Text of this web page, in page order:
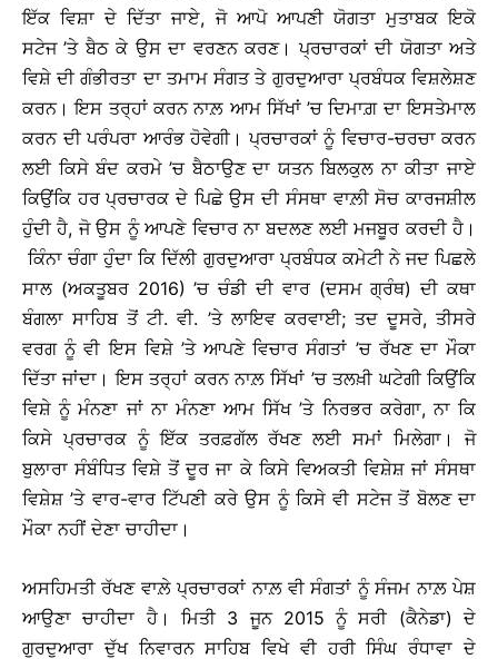
ਇੱਕ ਵਿਸ਼ਾ ਦੇ ਦਿੱਤਾ ਜਾਏ, ਜੋ ਆਪੋ ਆਪਣੀ ਯੋਗਤਾ ਮੁਤਾਬਕ ਇਕੋ
ਸਟੇਜ ’ਤੇ ਬੈਠ ਕੇ ਉਸ ਦਾ ਵਰਣਨ ਕਰਣ। ਪ੍ਰਚਾਰਕਾਂ ਦੀ ਯੋਗਤਾ ਅਤੇ
ਵਿਸ਼ੇ ਦੀ ਗੰਭੀਰਤਾ ਦਾ ਤਮਾਮ ਸੰਗਤ ਤੇ ਗੁਰਦੁਆਰਾ ਪ੍ਰਬੰਧਕ ਵਿਸ਼ਲੇਸ਼ਣ
ਕਰਨ। ਇਸ ਤਰ੍ਹਾਂ ਕਰਨ ਨਾਲ਼ ਆਮ ਸਿੱਖਾਂ ’ਚ ਦਿਮਾਗ਼ ਦਾ ਇਸਤੇਮਾਲ
ਕਰਨ ਦੀ ਪਰੰਪਰਾ ਆਰੰਭ ਹੋਵੇਗੀ। ਪ੍ਰਚਾਰਕਾਂ ਨੂੰ ਵਿਚਾਰ-ਚਰਚਾ ਕਰਨ
ਲਈ ਕਿਸੇ ਬੰਦ ਕਰਮੇ ’ਚ ਬੈਠਾਉਣ ਦਾ ਯਤਨ ਬਿਲਕੁਲ ਨਾ ਕੀਤਾ ਜਾਏ
ਕਿਉਂਕਿ ਹਰ ਪ੍ਰਚਾਰਕ ਦੇ ਪਿਛੇ ਉਸ ਦੀ ਸੰਸਥਾ ਵਾਲ਼ੀ ਸੋਚ ਕਾਰਜਸ਼ੀਲ
ਹੁੰਦੀ ਹੈ, ਜੋ ਉਸ ਨੂੰ ਆਪਣੇ ਵਿਚਾਰ ਨਾ ਬਦਲਣ ਲਈ ਮਜਬੂਰ ਕਰਦੀ ਹੈ।
ਕਿੰਨਾ ਚੰਗਾ ਹੁੰਦਾ ਕਿ ਦਿੱਲੀ ਗੁਰਦੁਆਰਾ ਪ੍ਰਬੰਧਕ ਕਮੇਟੀ ਨੇ ਜਦ ਪਿਛਲੇ
ਸਾਲ (ਅਕਤੂਬਰ 2016) ’ਚ ਚੰਡੀ ਦੀ ਵਾਰ (ਦਸਮ ਗ੍ਰੰਥ) ਦੀ ਕਥਾ
ਬੰਗਲਾ ਸਾਹਿਬ ਤੋਂ ਟੀ. ਵੀ. ’ਤੇ ਲਾਇਵ ਕਰਵਾਈ; ਤਦ ਦੂਸਰੇ, ਤੀਸਰੇ
ਵਰਗ ਨੂੰ ਵੀ ਇਸ ਵਿਸ਼ੇ ’ਤੇ ਆਪਣੇ ਵਿਚਾਰ ਸੰਗਤਾਂ ’ਚ ਰੱਖਣ ਦਾ ਮੌਕਾ
ਦਿੱਤਾ ਜਾਂਦਾ। ਇਸ ਤਰ੍ਹਾਂ ਕਰਨ ਨਾਲ਼ ਸਿੱਖਾਂ ’ਚ ਤਲਖ਼ੀ ਘਟੇਗੀ ਕਿਉਂਕਿ
ਵਿਸ਼ੇ ਨੂੰ ਮੰਨਣਾ ਜਾਂ ਨਾ ਮੰਨਣਾ ਆਮ ਸਿੱਖ ’ਤੇ ਨਿਰਭਰ ਕਰੇਗਾ, ਨਾ ਕਿ
ਕਿਸੇ ਪ੍ਰਚਾਰਕ ਨੂੰ ਇੱਕ ਤਰਫ਼ਗੱਲ ਰੱਖਣ ਲਈ ਸਮਾਂ ਮਿਲੇਗਾ। ਜੋ
ਬੁਲਾਰਾ ਸੰਬੰਧਿਤ ਵਿਸ਼ੇ ਤੋਂ ਦੂਰ ਜਾ ਕੇ ਕਿਸੇ ਵਿਅਕਤੀ ਵਿਸ਼ੇਸ਼ ਜਾਂ ਸੰਸਥਾ
ਵਿਸ਼ੇਸ਼ ’ਤੇ ਵਾਰ-ਵਾਰ ਟਿੱਪਣੀ ਕਰੇ ਉਸ ਨੂੰ ਕਿਸੇ ਵੀ ਸਟੇਜ ਤੋਂ ਬੋਲਣ ਦਾ
ਮੌਕਾ ਨਹੀਂ ਦੇਣਾ ਚਾਹੀਦਾ।
ਅਸਹਿਮਤੀ ਰੱਖਣ ਵਾਲ਼ੇ ਪ੍ਰਚਾਰਕਾਂ ਨਾਲ਼ ਵੀ ਸੰਗਤਾਂ ਨੂੰ ਸੰਜਮ ਨਾਲ਼ ਪੇਸ਼
ਆਉਣਾ ਚਾਹੀਦਾ ਹੈ। ਮਿਤੀ 3 ਜੂਨ 2015 ਨੂੰ ਸਰੀ (ਕੈਨੇਡਾ) ਦੇ
ਗੁਰਦੁਆਰਾ ਦੁੱਖ ਨਿਵਾਰਨ ਸਾਹਿਬ ਵਿਖੇ ਵੀ ਹਰੀ ਸਿੰਘ ਰੰਧਾਵਾ ਦੇ